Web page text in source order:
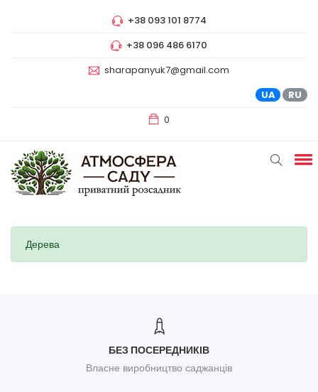
+38 093 101 8774
+38 096 486 6170
sharapanyuk7@gmail.com
UA
RU
0
Дерева
БЕЗ ПОСЕРЕДНИКІВ
Власне виробництво саджанців